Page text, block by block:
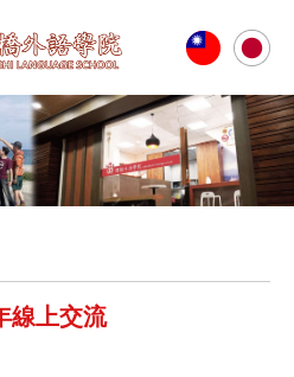
線上交流